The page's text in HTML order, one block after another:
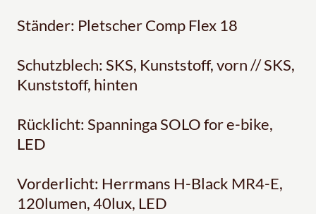
Ständer: Pletscher Comp Flex 18
Schutzblech: SKS, Kunststoff, vorn // SKS,
Kunststoff, hinten
Rücklicht: Spanninga SOLO for e-bike,
LED
Vorderlicht: Herrmans H-Black MR4-E,
120lumen, 40lux, LED